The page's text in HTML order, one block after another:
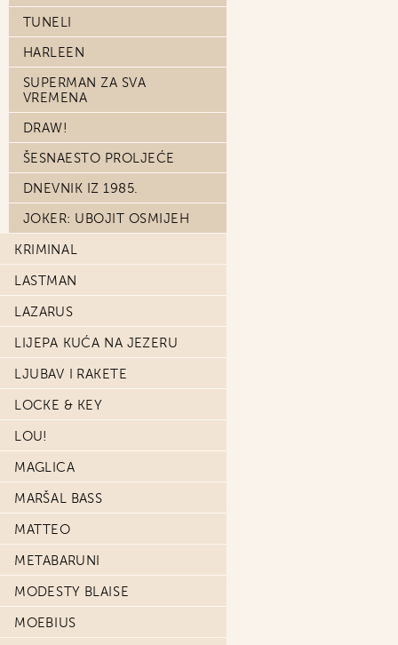
TUNELI
HARLEEN
SUPERMAN ZA SVA
VREMENA
DRAW!
ŠESNAESTO PROLJEĆE
DNEVNIK IZ 1985.
JOKER: UBOJIT OSMIJEH
KRIMINAL
LASTMAN
LAZARUS
LIJEPA KUĆA NA JEZERU
LJUBAV I RAKETE
LOCKE & KEY
LOU!
MAGLICA
MARŠAL BASS
MATTEO
METABARUNI
MODESTY BLAISE
MOEBIUS